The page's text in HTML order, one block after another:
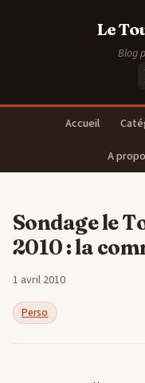
Le
Blog
Accueil
A
Sondage le
2010 : la
1 avril 2010
Perso